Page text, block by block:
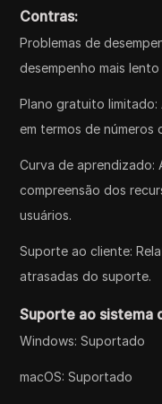
Contras:
Problemas de
desempenho mais
Plano gratuito
em termos de números
Curva de aprendizado:
compreensão dos
usuários.
Suporte ao cliente:
atrasadas do suporte.
Suporte ao sistema
Windows: Suportado
macOS: Suportado